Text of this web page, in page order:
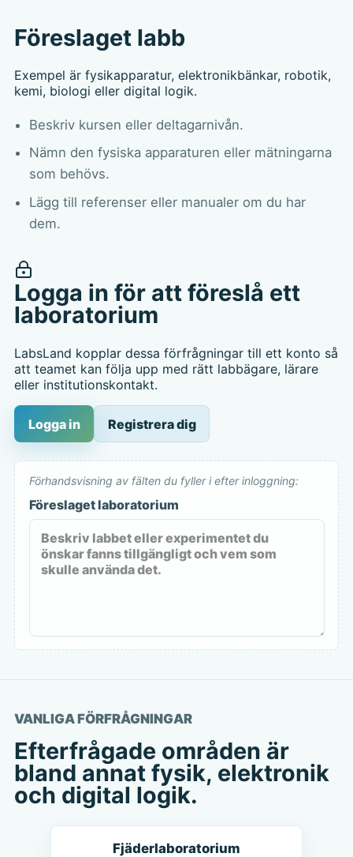
Föreslaget labb
Exempel är fysikapparatur, elektronikbänkar, robotik,
kemi, biologi eller digital logik.
Beskriv kursen eller deltagarnivån.
Nämn den fysiska apparaturen eller mätningarna
som behövs.
Lägg till referenser eller manualer om du har
dem.
Logga in för att föreslå ett
laboratorium
LabsLand kopplar dessa förfrågningar till ett konto så
att teamet kan följa upp med rätt labbägare, lärare
eller institutionskontakt.
Logga in Registrera dig
Förhandsvisning av fälten du fyller i efter inloggning:
Föreslaget laboratorium
VANLIGA FÖRFRÅGNINGAR
Efterfrågade områden är
bland annat fysik, elektronik
och digital logik.
Fjäderlaboratorium